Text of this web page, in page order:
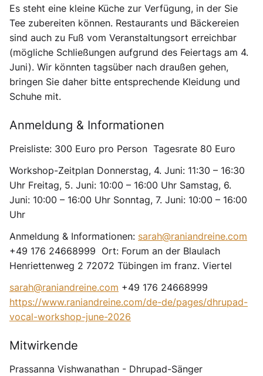
Es steht eine kleine Küche zur Verfügung, in der Sie
Tee zubereiten können. Restaurants und Bäckereien
sind auch zu Fuß vom Veranstaltungsort erreichbar
(mögliche Schließungen aufgrund des Feiertags am 4.
Juni). Wir könnten tagsüber nach draußen gehen,
bringen Sie daher bitte entsprechende Kleidung und
Schuhe mit.
Anmeldung & Informationen
Preisliste: 300 Euro pro Person Tagesrate 80 Euro
Workshop-Zeitplan Donnerstag, 4. Juni: 11:30 – 16:30
Uhr Freitag, 5. Juni: 10:00 – 16:00 Uhr Samstag, 6.
Juni: 10:00 – 16:00 Uhr Sonntag, 7. Juni: 10:00 – 16:00
Uhr
Anmeldung & Informationen: sarah@raniandreine.com
+49 176 24668999 Ort: Forum an der Blaulach
Henriettenweg 2 72072 Tübingen im franz. Viertel
sarah@raniandreine.com +49 176 24668999
https://www.raniandreine.com/de-de/pages/dhrupad-
vocal-workshop-june-2026
Mitwirkende
Prassanna Vishwanathan - Dhrupad-Sänger